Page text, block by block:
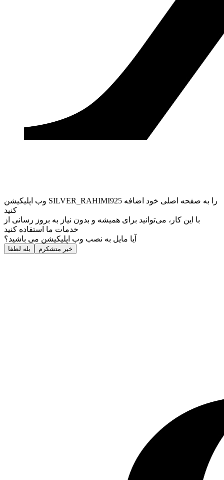
وب ‌اپلیکیشن SILVER_RAHIMI925 را به صفحه اصلی خود اضافه
کنید
با این کار، می‌توانید برای همیشه و بدون نیاز به بروز ‌رسانی از
خدمات ما استفاده کنید
آیا مایل به نصب وب اپلیکیشن می باشید؟
بله لطفا خیر متشکرم